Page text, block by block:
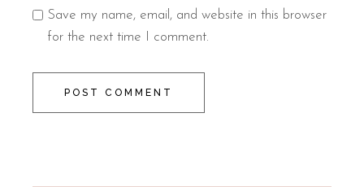
Save my name, email, and website in this browser
for the next time I comment.
POST COMMENT